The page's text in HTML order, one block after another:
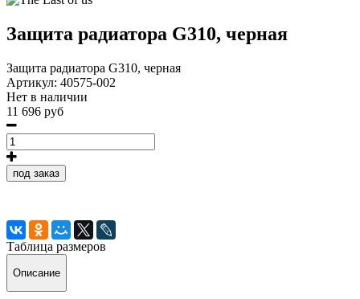
Защита радиатора G310, черная
Защита радиатора G310, черная
Артикул: 40575-002
Нет в наличии
11 696 руб
под заказ
Таблица размеров
Описание